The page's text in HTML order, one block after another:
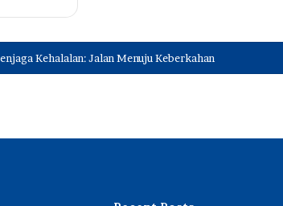
Kehalalan: Jalan Menuju Keberkahan